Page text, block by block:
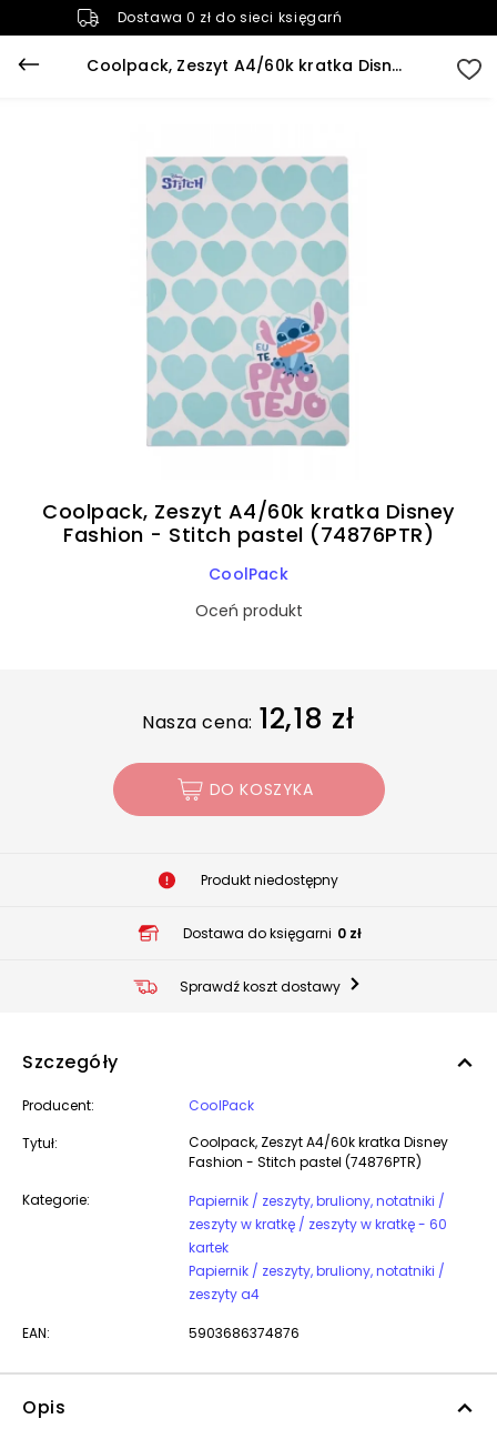
Dostawa 0 zł do sieci księgarń
Coolpack, Zeszyt A4/60k kratka Disney Fashion - Stitch pastel (74876PTR)
Coolpack, Zeszyt A4/60k kratka Disney
Fashion - Stitch pastel (74876PTR)
CoolPack
Oceń produkt
Nasza cena: 12,18 zł
DO KOSZYKA
Produkt niedostępny
Dostawa do księgarni 0 zł
Sprawdź koszt dostawy
Szczegóły
Producent:
CoolPack
Tytuł:
Coolpack, Zeszyt A4/60k kratka Disney
Fashion - Stitch pastel (74876PTR)
Kategorie:
Papiernik / zeszyty, bruliony, notatniki /
zeszyty w kratkę / zeszyty w kratkę - 60
kartek
Papiernik / zeszyty, bruliony, notatniki /
zeszyty a4
EAN: 5903686374876
Opis